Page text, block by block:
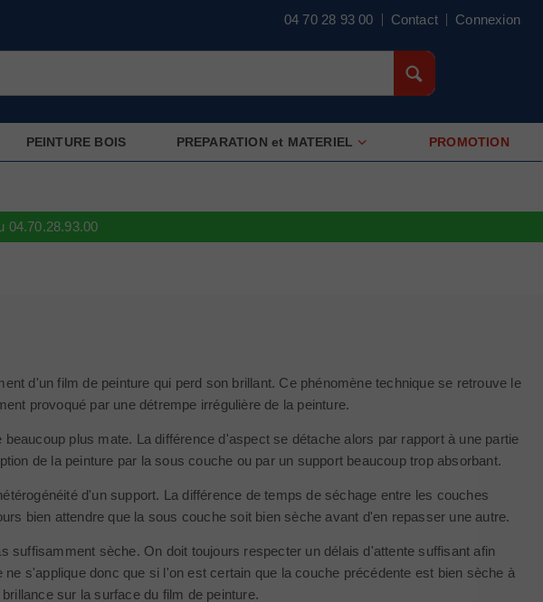
04 70 28 93 00 Contact Connexion
PEINTURE BOIS PREPARATION et MATERIEL PROMOTION
04.70.28.93.00
d'un film de peinture qui perd son brillant. Ce phénomène technique se retrouve le
provoqué par une détrempe irrégulière de la peinture.
plus mate. La différence d'aspect se détache alors par rapport à une partie
de la peinture par la sous couche ou par un support beaucoup trop absorbant.
d'un support. La différence de temps de séchage entre les couches
bien attendre que la sous couche soit bien sèche avant d'en repasser une autre.
suffisamment sèche. On doit toujours respecter un délais d'attente suffisant afin
s'applique donc que si l'on est certain que la couche précédente est bien sèche à
sur la surface du film de peinture.